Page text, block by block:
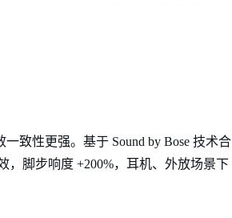
致性更强。基于 Sound by Bose 技术合
脚步响度 +200%，耳机、外放场景下